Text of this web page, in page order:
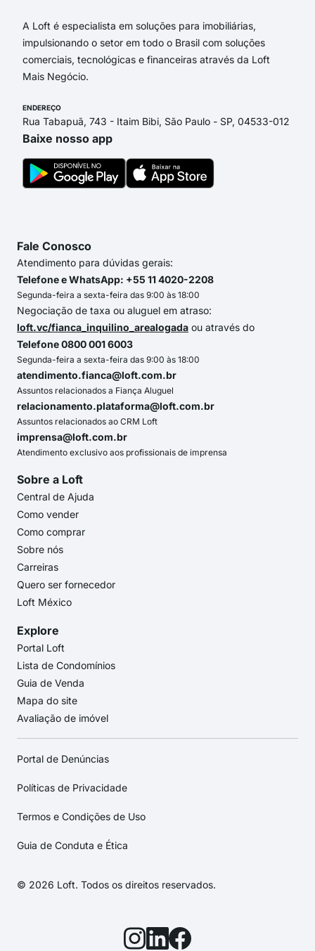
A Loft é especialista em soluções para imobiliárias,
impulsionando o setor em todo o Brasil com soluções
comerciais, tecnológicas e financeiras através da Loft
Mais Negócio.
ENDEREÇO
Rua Tabapuã, 743 - Itaim Bibi, São Paulo - SP, 04533-012
Baixe nosso app
Fale Conosco
Atendimento para dúvidas gerais:
Telefone e WhatsApp: +55 11 4020-2208
Segunda-feira a sexta-feira das 9:00 às 18:00
Negociação de taxa ou aluguel em atraso:
loft.vc/fianca_inquilino_arealogada ou através do
Telefone 0800 001 6003
Segunda-feira a sexta-feira das 9:00 às 18:00
atendimento.fianca@loft.com.br
Assuntos relacionados a Fiança Aluguel
relacionamento.plataforma@loft.com.br
Assuntos relacionados ao CRM Loft
imprensa@loft.com.br
Atendimento exclusivo aos profissionais de imprensa
Sobre a Loft
Central de Ajuda
Como vender
Como comprar
Sobre nós
Carreiras
Quero ser fornecedor
Loft México
Explore
Portal Loft
Lista de Condomínios
Guia de Venda
Mapa do site
Avaliação de imóvel
Portal de Denúncias
Políticas de Privacidade
Termos e Condições de Uso
Guia de Conduta e Ética
© 2026 Loft. Todos os direitos reservados.